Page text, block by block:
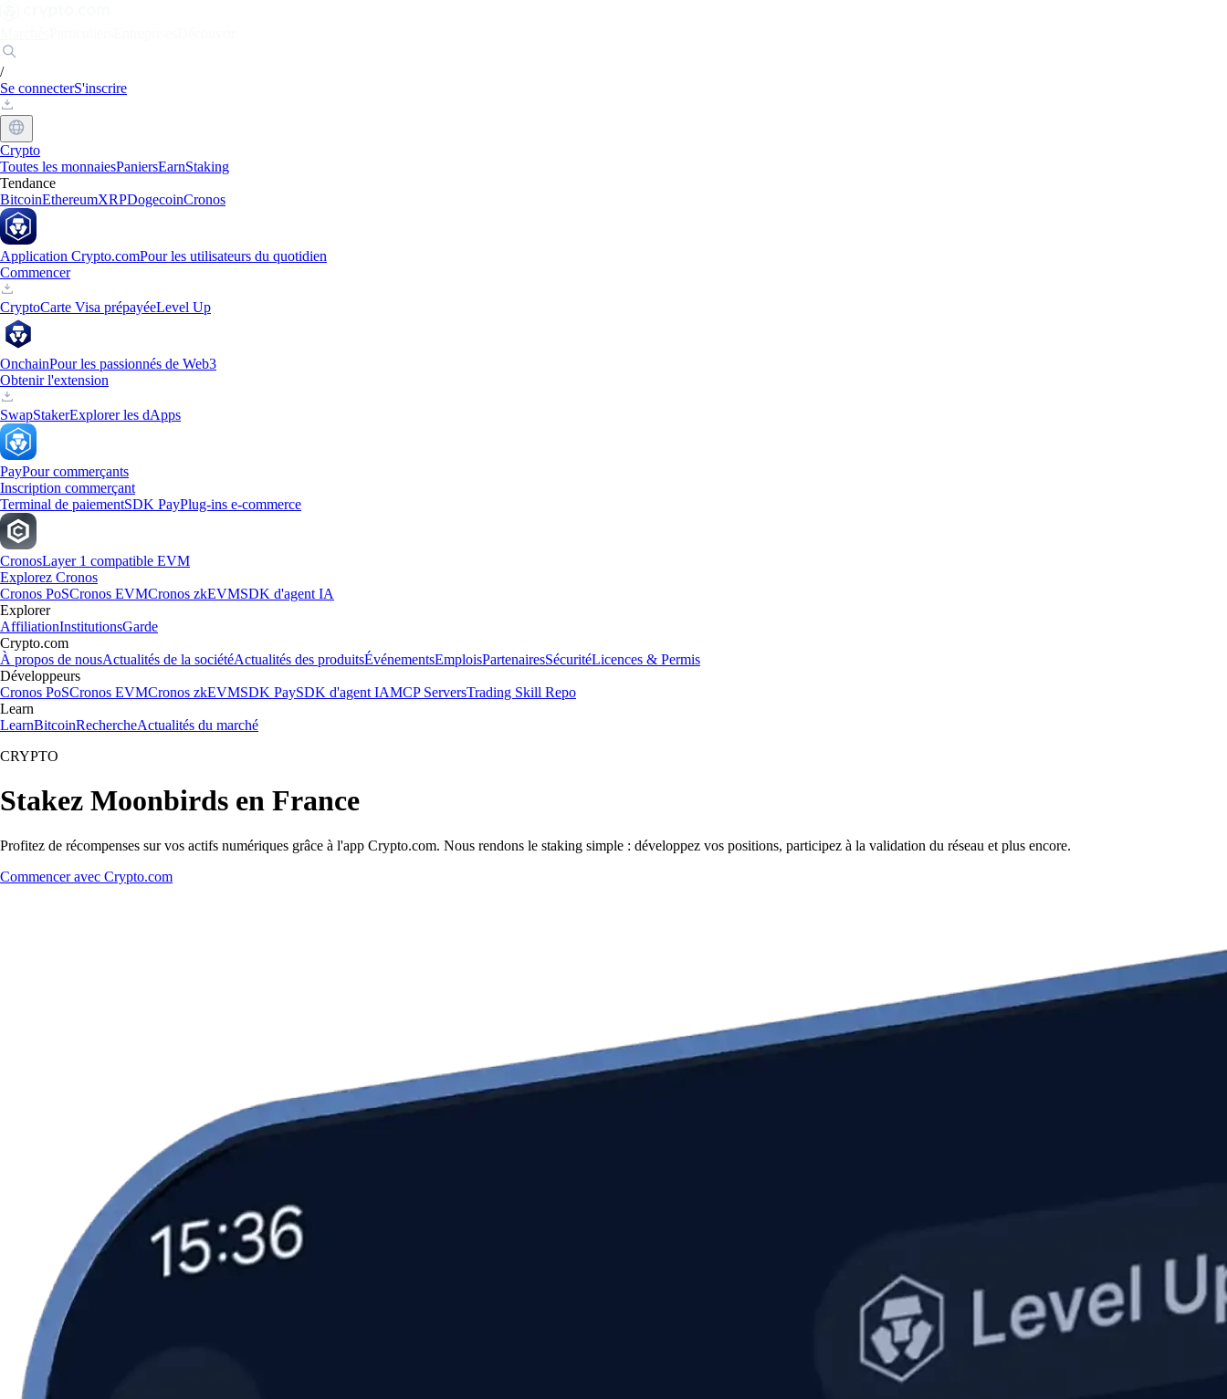
/
Se connecterS'inscrire
Crypto
Toutes les monnaiesPaniersEarnStaking
Tendance
BitcoinEthereumXRPDogecoinCronos
Application Crypto.comPour les utilisateurs du quotidien
Commencer
CryptoCarte Visa prépayéeLevel Up
OnchainPour les passionnés de Web3
Obtenir l'extension
SwapStakerExplorer les dApps
PayPour commerçants
Inscription commerçant
Terminal de paiementSDK PayPlug-ins e-commerce
CronosLayer 1 compatible EVM
Explorez Cronos
Cronos PoSCronos EVMCronos zkEVMSDK d'agent IA
Explorer
AffiliationInstitutionsGarde
Crypto.com
À propos de nousActualités de la sociétéActualités des produitsÉvénementsEmploisPartenairesSécuritéLicences & Permis
Développeurs
Cronos PoSCronos EVMCronos zkEVMSDK PaySDK d'agent IAMCP ServersTrading Skill Repo
Learn
LearnBitcoinRechercheActualités du marché
CRYPTO
Stakez Moonbirds en France
Profitez de récompenses sur vos actifs numériques grâce à l'app Crypto.com. Nous rendons le staking simple : développez vos positions, participez à la validation du réseau et plus encore.
Commencer avec Crypto.com